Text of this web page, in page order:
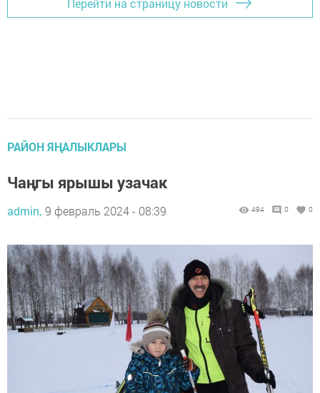
РАЙОН ЯҢАЛЫКЛАРЫ
Чаңгы ярышы узачак
admin, 9 февраль 2024 - 08:39 494 0 0